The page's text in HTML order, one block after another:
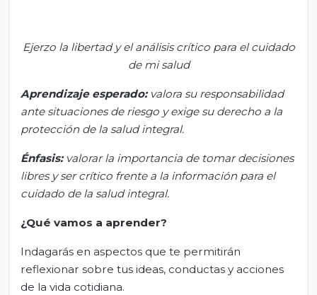
Ejerzo la libertad y el análisis crítico para el cuidado
de mi salud
Aprendizaje esperado: valora su responsabilidad
ante situaciones de riesgo y exige su derecho a la
protección de la salud integral.
Énfasis: valorar la importancia de tomar decisiones
libres y ser crítico frente a la información para el
cuidado de la salud integral.
¿Qué vamos a aprender?
Indagarás en aspectos que te permitirán
reflexionar sobre tus ideas, conductas y acciones
de la vida cotidiana.